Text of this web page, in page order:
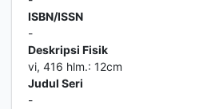
ISBN/ISSN
-
Deskripsi Fisik
vi, 416 hlm.: 12cm
Judul Seri
-